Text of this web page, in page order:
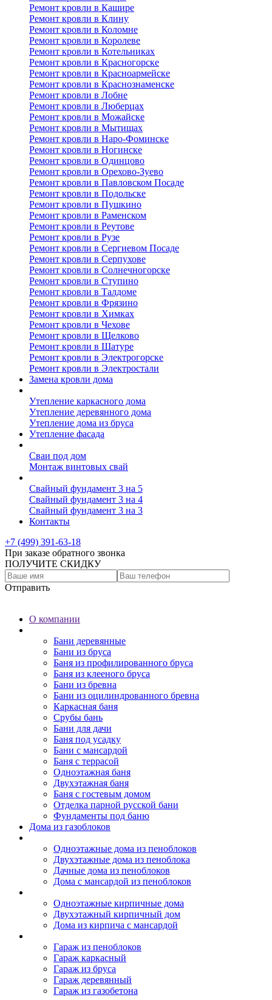
Ремонт кровли в Кашире
Ремонт кровли в Клину
Ремонт кровли в Коломне
Ремонт кровли в Королеве
Ремонт кровли в Котельниках
Ремонт кровли в Красногорске
Ремонт кровли в Красноармейске
Ремонт кровли в Краснознаменске
Ремонт кровли в Лобне
Ремонт кровли в Люберцах
Ремонт кровли в Можайске
Ремонт кровли в Мытищах
Ремонт кровли в Наро-Фоминске
Ремонт кровли в Ногинске
Ремонт кровли в Одинцово
Ремонт кровли в Орехово-Зуево
Ремонт кровли в Павловском Посаде
Ремонт кровли в Подольске
Ремонт кровли в Пушкино
Ремонт кровли в Раменском
Ремонт кровли в Реутове
Ремонт кровли в Рузе
Ремонт кровли в Сергиевом Посаде
Ремонт кровли в Серпухове
Ремонт кровли в Солнечногорске
Ремонт кровли в Ступино
Ремонт кровли в Талдоме
Ремонт кровли в Фрязино
Ремонт кровли в Химках
Ремонт кровли в Чехове
Ремонт кровли в Щелково
Ремонт кровли в Шатуре
Ремонт кровли в Электрогорске
Ремонт кровли в Электростали
Замена кровли дома
Утепление каркасного дома
Утепление деревянного дома
Утепление дома из бруса
Утепление фасада
Сваи под дом
Монтаж винтовых свай
Свайный фундамент 3 на 5
Свайный фундамент 3 на 4
Свайный фундамент 3 на 3
Контакты
+7 (499) 391-63-18
При заказе обратного звонка
ПОЛУЧИТЕ СКИДКУ
Отправить
О компании
Бани деревянные
Бани из бруса
Баня из профилированного бруса
Баня из клееного бруса
Бани из бревна
Бани из оцилиндрованного бревна
Каркасная баня
Срубы бань
Бани для дачи
Баня под усадку
Бани с мансардой
Баня с террасой
Одноэтажная баня
Двухэтажная баня
Баня с гостевым домом
Отделка парной русской бани
Фундаменты под баню
Дома из газоблоков
Одноэтажные дома из пеноблоков
Двухэтажные дома из пеноблока
Дачные дома из пеноблоков
Дома с мансардой из пеноблоков
Одноэтажные кирпичные дома
Двухэтажный кирпичный дом
Дома из кирпича с мансардой
Гараж из пеноблоков
Гараж каркасный
Гараж из бруса
Гараж деревянный
Гараж из газобетона